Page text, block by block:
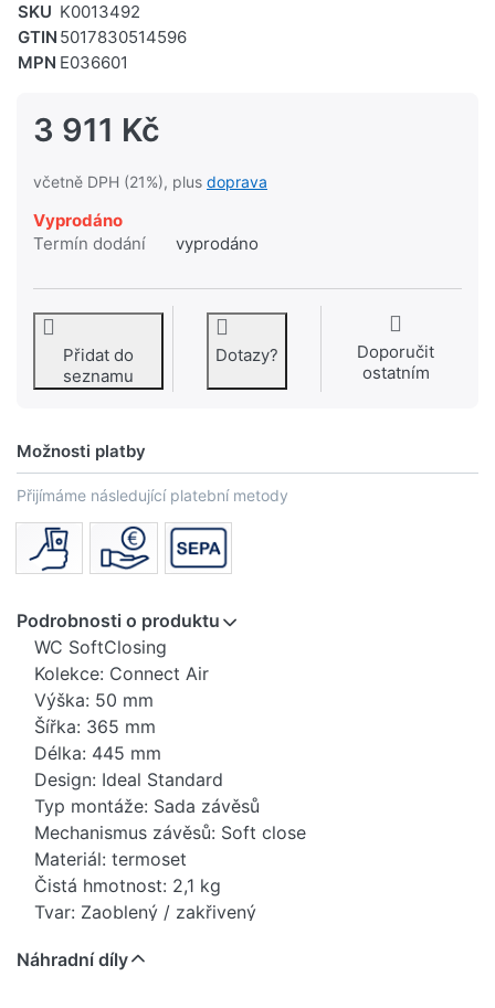
SKU K0013492
GTIN 5017830514596
MPN E036601
3 911 Kč
včetně DPH (21%), plus doprava
Vyprodáno
Termín dodání
vyprodáno
Přidat do
seznamu
Dotazy?
Doporučit
ostatním
Možnosti platby
Přijímáme následující platební metody
Podrobnosti o produktu
WC SoftClosing
Kolekce: Connect Air
Výška: 50 mm
Šířka: 365 mm
Délka: 445 mm
Design: Ideal Standard
Typ montáže: Sada závěsů
Mechanismus závěsů: Soft close
Materiál: termoset
Čistá hmotnost: 2,1 kg
Tvar: Zaoblený / zakřivený
Náhradní díly